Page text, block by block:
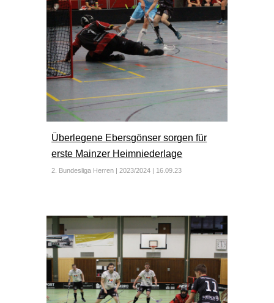
Überlegene Ebersgönser sorgen für
erste Mainzer Heimniederlage
2. Bundesliga Herren | 2023/2024 | 16.09.23